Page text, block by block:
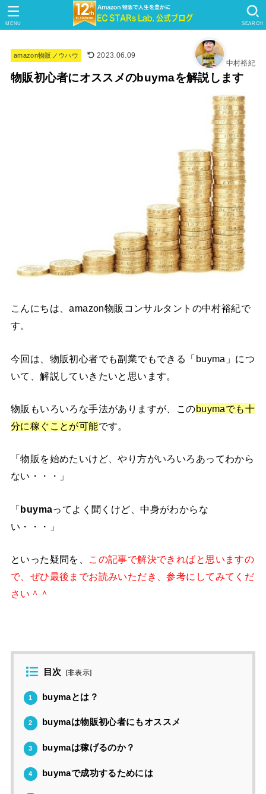
SEARCH
MENU
amazon物販ノウハウ
2023.06.09
中村裕紀
物販初心者にオススメのbuymaを解説します
こんにちは、amazon物販コンサルタントの中村裕紀で
す。
今回は、物販初心者でも副業でもできる「buyma」につ
いて、解説していきたいと思います。
物販もいろいろな手法がありますが、このbuymaでも十
分に稼ぐことが可能です。
「物販を始めたいけど、やり方がいろいろあってわから
ない・・・」
「buymaってよく聞くけど、中身がわからな
い・・・」
といった疑問を、 この記事で解決できればと思いますの
で、ぜひ最後までお読みいただき、参考にしてみてくだ
さい＾＾
目次 [非表示]
1 buymaとは？
2 buymaは物販初心者にもオススメ
3 buymaは稼げるのか？
4 buymaで成功するためには